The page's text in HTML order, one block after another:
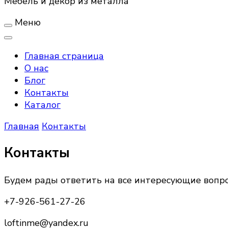
Меню
Главная страница
О нас
Блог
Контакты
Каталог
Главная Контакты
Контакты
Будем рады ответить на все интересующие
+7-926-561-27-26
loftinme@yandex.ru